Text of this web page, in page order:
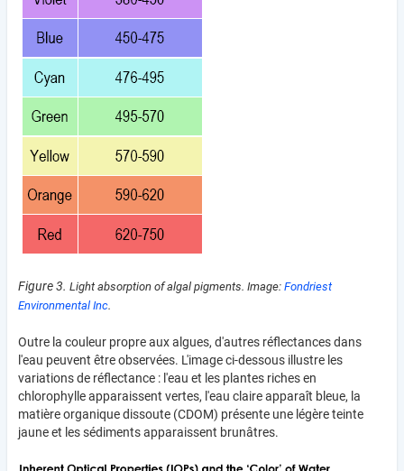
Figure 3. Light absorption of algal pigments. Image: Fondriest
Environmental Inc.
Outre la couleur propre aux algues, d'autres réflectances dans
l'eau peuvent être observées. L'image ci-dessous illustre les
variations de réflectance : l'eau et les plantes riches en
chlorophylle apparaissent vertes, l'eau claire apparaît bleue, la
matière organique dissoute (CDOM) présente une légère teinte
jaune et les sédiments apparaissent brunâtres.